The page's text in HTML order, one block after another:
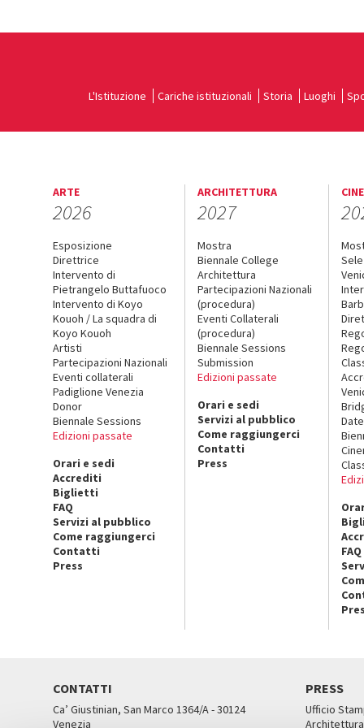
L'Istituzione Cariche istituzionali Storia Luoghi
ARTE
2026
Esposizione
Direttrice
Intervento di
Pietrangelo Buttafuoco
Intervento di Koyo
Kouoh / La squadra di
Koyo Kouoh
Artisti
Partecipazioni Nazionali
Eventi collaterali
Padiglione Venezia
Donor
Biennale Sessions
Edizioni passate
Orari e sedi
Accrediti
Biglietti
FAQ
Servizi al pubblico
Come raggiungerci
Contatti
Press
ARCHITETTURA
2027
Mostra
Biennale College
Architettura
Partecipazioni Nazionali
(procedura)
Eventi Collaterali
(procedura)
Biennale Sessions
Submission
Edizioni passate
Orari e sedi
Servizi al pubblico
Come raggiungerci
Contatti
Press
FAQ
CONTATTI
Ca’ Giustinian, San Marco 1364/A - 30124
Venezia
PRESS
Ufficio
Architettura